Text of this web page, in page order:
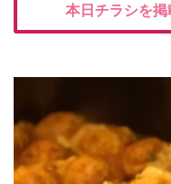
本日チラシを掲